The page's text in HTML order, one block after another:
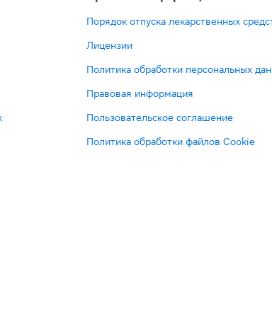
Порядок отпуска лекарственных
Лицензии
Политика обработки персональных
Правовая информация
Пользовательское соглашение
Политика обработки файлов Cookie